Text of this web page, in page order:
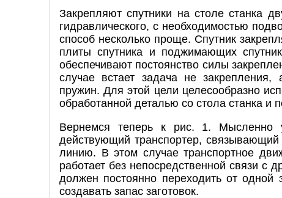
Закрепляют спутники на столе станка
гидравлического, с необходимостью
способ несколько проще. Спутник
плиты спутника и поджимающих
обеспечивают постоянство силы
случае встает задача не закрепления,
пружин. Для этой цели целесообразно
обработанной деталью со стола станка и
Вернемся теперь к рис. 1. Мысленно
действующий транспортер, связывающий
линию. В этом случае транспортное
работает без непосредственной связи с
должен постоянно переходить от одной
создавать запас заготовок.